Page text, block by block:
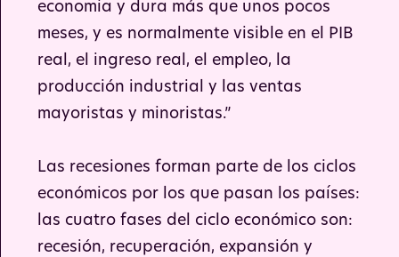
economía y dura más que unos pocos
meses, y es normalmente visible en el PIB
real, el ingreso real, el empleo, la
producción industrial y las ventas
mayoristas y minoristas.”
Las recesiones forman parte de los ciclos
económicos por los que pasan los países:
las cuatro fases del ciclo económico son:
recesión, recuperación, expansión y